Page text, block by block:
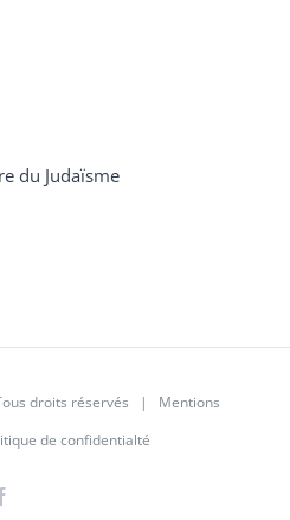
du Judaïsme
droits réservés | Mentions
de confidentialté